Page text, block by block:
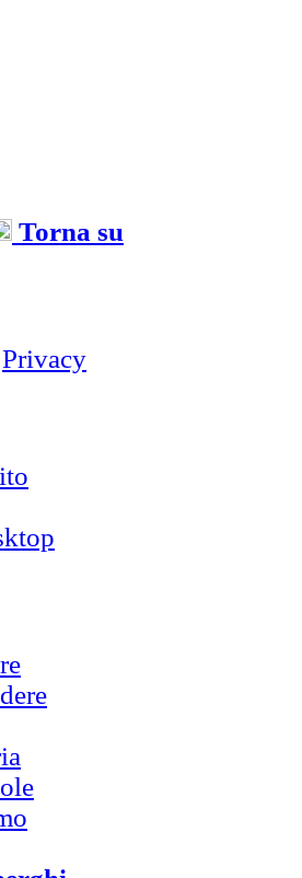
Torna su
Privacy